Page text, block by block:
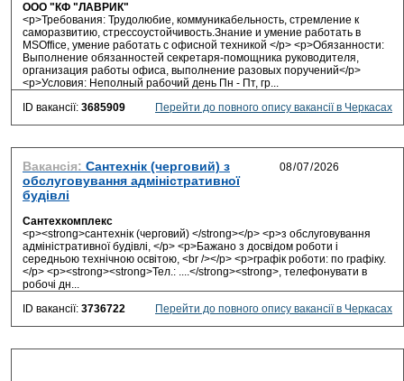
ООО "КФ "ЛАВРИК"
<p>Требования: Трудолюбие, коммуникабельность, стремление к
саморазвитию, стрессоустойчивость.Знание и умение работать в
MSOffice, умение работать с офисной техникой </p> <p>Обязанности:
Выполнение обязанностей секретаря-помощника руководителя,
организация работы офиса, выполнение разовых поручений</p>
<p>Условия: Неполный рабочий день Пн - Пт, гр...
ID вакансії: 3685909 Перейти до повного опису вакансії в Черкасах
Вакансія: Сантехнік (черговий) з
обслуговування адміністративної
будівлі
Сантехкомплекс
<p><strong>сантехнік (черговий) </strong></p> <p>з обслуговування
адміністративної будівлі, </p> <p>Бажано з досвідом роботи і
середньою технічною освітою, <br /></p> <p>графік роботи: по графіку.
</p> <p><strong><strong>Тел.: ....</strong><strong>, телефонувати в
робочі дн...
ID вакансії: 3736722 Перейти до повного опису вакансії в Черкасах